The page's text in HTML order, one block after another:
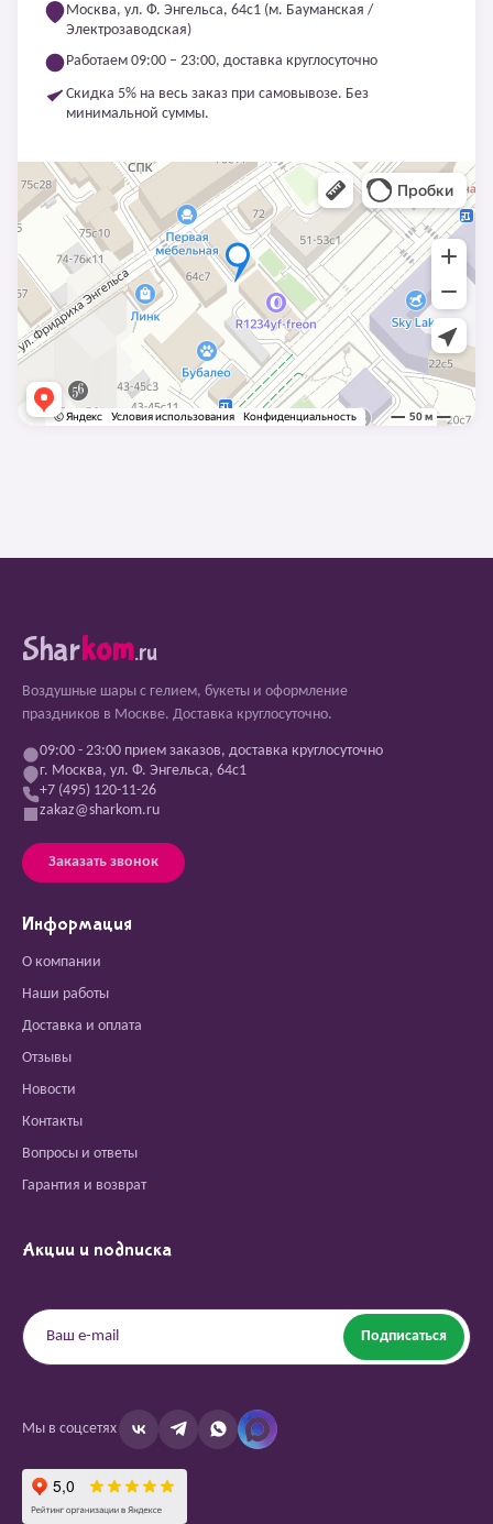
Москва, ул. Ф. Энгельса, 64с1 (м. Бауманская /
Электрозаводская)
Работаем 09:00 – 23:00, доставка круглосуточно
Скидка 5% на весь заказ при самовывозе. Без
минимальной суммы.
Sharkom.ru
Воздушные шары с гелием, букеты и оформление
праздников в Москве. Доставка круглосуточно.
09:00 - 23:00 прием заказов, доставка круглосуточно
г. Москва, ул. Ф. Энгельса, 64с1
+7 (495) 120-11-26
zakaz@sharkom.ru
Заказать звонок
Информация
О компании
Наши работы
Доставка и оплата
Отзывы
Новости
Контакты
Вопросы и ответы
Гарантия и возврат
Акции и подписка
Подписаться
Мы в соцсетях